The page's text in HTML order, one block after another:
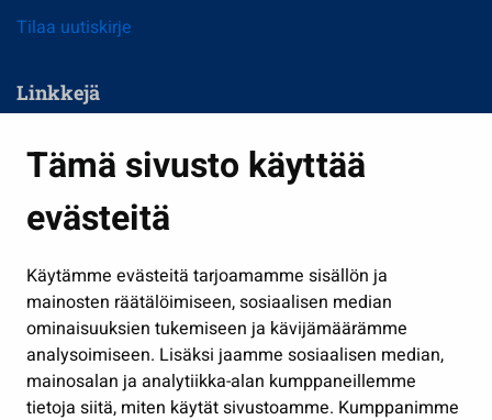
Tämä sivusto käyttää
evästeitä
Käytämme evästeitä tarjoamamme sisällön ja
mainosten räätälöimiseen, sosiaalisen median
ominaisuuksien tukemiseen ja kävijämäärämme
analysoimiseen. Lisäksi jaamme sosiaalisen median,
mainosalan ja analytiikka-alan kumppaneillemme
tietoja siitä, miten käytät sivustoamme. Kumppanimme
Tilaa uutiskirje
Linkkejä
Kasvatus ja opetus
Kulttuuri ja liikunta
Työ ja yrittäminen
Osallistu ja asioi
Näytä omat evästeasetukseni